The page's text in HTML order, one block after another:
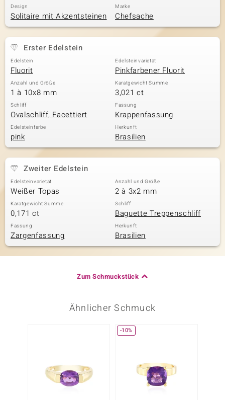
Design
Solitaire mit Akzentsteinen
Marke
Chefsache
Erster Edelstein
Edelstein
Fluorit
Edelsteinvarietät
Pinkfarbener Fluorit
Anzahl und Größe
1 à 10x8 mm
Karatgewicht Summe
3,021 ct
Schliff
Ovalschliff, Facettiert
Fassung
Krappenfassung
Edelsteinfarbe
pink
Herkunft
Brasilien
Zweiter Edelstein
Edelsteinvarietät
Weißer Topas
Anzahl und Größe
2 à 3x2 mm
Karatgewicht Summe
0,171 ct
Schliff
Baguette Treppenschliff
Fassung
Zargenfassung
Herkunft
Brasilien
Zum Schmuckstück
Ähnlicher Schmuck
-10%